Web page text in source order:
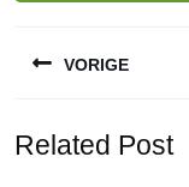
VORIGE
bericht:
Related Post